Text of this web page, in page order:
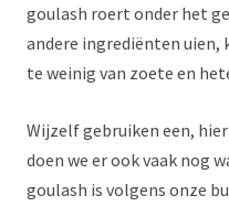
goulash roert onder het
andere ingrediënten uien,
te weinig van zoete en
Wijzelf gebruiken een,
doen we er ook vaak nog
goulash is volgens onze